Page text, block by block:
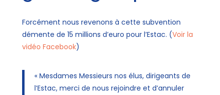
Forcément nous revenons à cette subvention
démente de 15 millions d’euro pour l’Estac. (Voir la
vidéo Facebook)
« Mesdames Messieurs nos élus, dirigeants de
l’Estac, merci de nous rejoindre et d’annuler